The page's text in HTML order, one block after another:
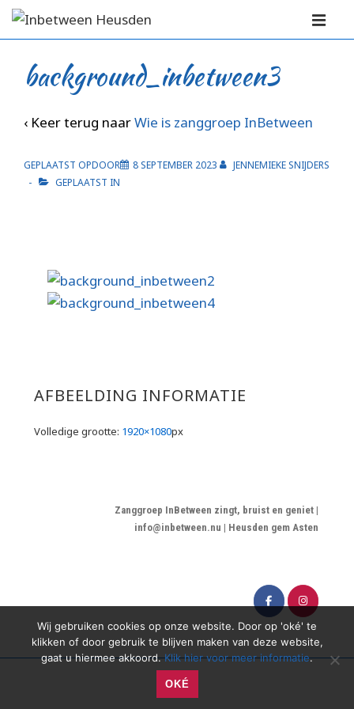
hoofdinhoud
Hoofd
background_inbetween3
‹ Keer terug naarWie is zanggroep InBetween
GEPLAATST OPDOOR 8 SEPTEMBER 2023
JENNEMIEKE SNIJDERS
GEPLAATST IN
AFBEELDING INFORMATIE
Volledige grootte: 1920×1080px
Zanggroep InBetween zingt, bruist en geniet |
info@inbetween.nu | Heusden gem Asten
Wij gebruiken cookies op onze website. Door op 'oké' te
klikken of door gebruik te blijven maken van deze website,
gaat u hiermee akkoord.Klik hier voor meer informatie.
OKÉ